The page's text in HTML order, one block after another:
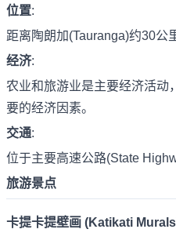
位置:
距离陶朗加(Tauranga)约30公
经济:
农业和旅游业是主要经济活动
要的经济因素。
交通:
位于主要高速公路(State
旅游景点
卡提卡提壁画 (Katikati